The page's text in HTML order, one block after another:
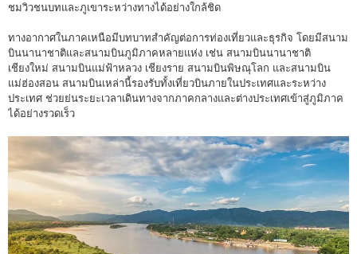
ชมวิวชนบทและภูเขาระหว่างทางได้อย่างใกล้ชิด
ทางอากาศในภาคเหนือมีบทบาทสำคัญต่อการท่องเที่ยวและธุรกิจ โดยมีสนาม
บินนานาชาติและสนามบินภูมิภาคหลายแห่ง เช่น สนามบินนานาชาติ
เชียงใหม่ สนามบินแม่ฟ้าหลวง เชียงราย สนามบินพิษณุโลก และสนามบิน
แม่ฮ่องสอน สนามบินเหล่านี้รองรับทั้งเที่ยวบินภายในประเทศและระหว่าง
ประเทศ ช่วยย่นระยะเวลาเดินทางจากภาคกลางและต่างประเทศเข้าสู่ภูมิภาค
ได้อย่างรวดเร็ว